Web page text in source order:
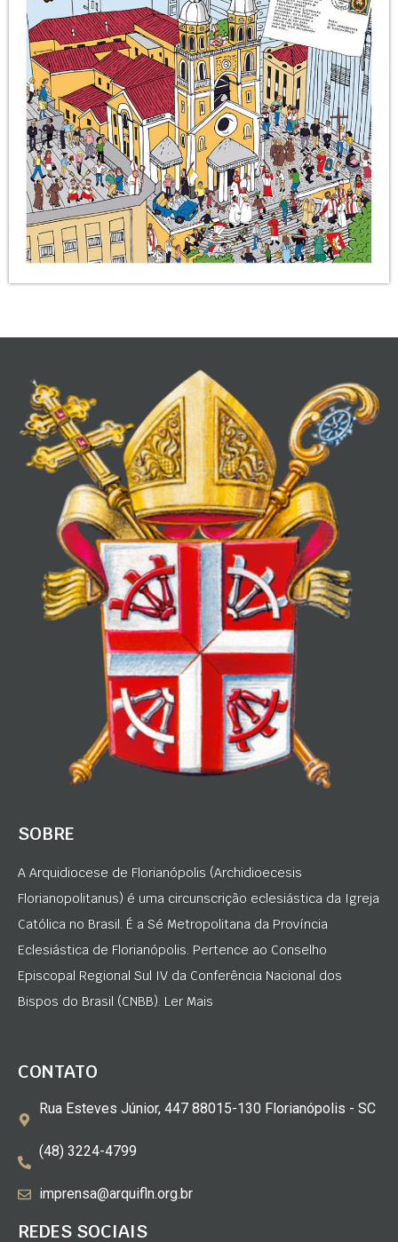
SOBRE
A Arquidiocese de Florianópolis (Archidioecesis
Florianopolitanus) é uma circunscrição eclesiástica da Igreja
Católica no Brasil. É a Sé Metropolitana da Província
Eclesiástica de Florianópolis. Pertence ao Conselho
Episcopal Regional Sul IV da Conferência Nacional dos
Bispos do Brasil (CNBB). Ler Mais
CONTATO
Rua Esteves Júnior, 447 88015-130 Florianópolis - SC
(48) 3224-4799
imprensa@arquifln.org.br
REDES SOCIAIS